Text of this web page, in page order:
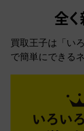
全
買取王子は「い
で簡単にできる